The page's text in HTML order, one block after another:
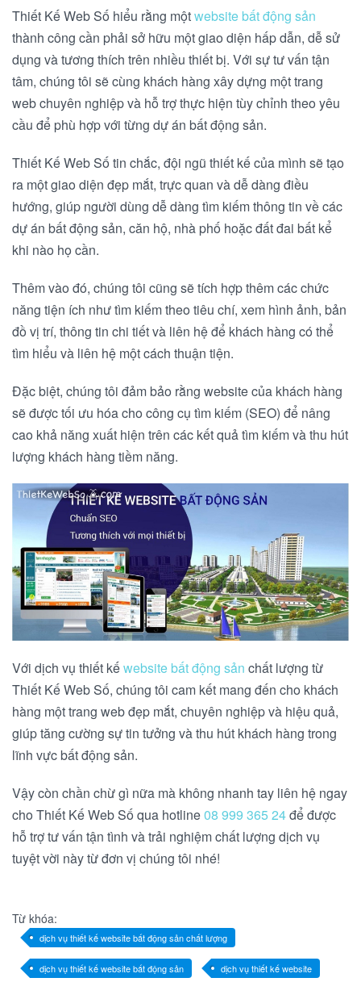
Thiết Kế Web Số hiểu rằng mộtwebsite bất động sản
thành công cần phải sở hữu một giao diện hấp dẫn, dễ sử
dụng và tương thích trên nhiều thiết bị. Với sự tư vấn tận
tâm, chúng tôi sẽ cùng khách hàng xây dựng một trang
web chuyên nghiệp và hỗ trợ thực hiện tùy chỉnh theo yêu
cầu để phù hợp với từng dự án bất động sản.
Thiết Kế Web Số tin chắc, đội ngũ thiết kế của mình sẽ tạo
ra một giao diện đẹp mắt, trực quan và dễ dàng điều
hướng, giúp người dùng dễ dàng tìm kiếm thông tin về các
dự án bất động sản, căn hộ, nhà phố hoặc đất đai bất kể
khi nào họ cần.
Thêm vào đó, chúng tôi cũng sẽ tích hợp thêm các chức
năng tiện ích như tìm kiếm theo tiêu chí, xem hình ảnh, bản
đồ vị trí, thông tin chi tiết và liên hệ để khách hàng có thể
tìm hiểu và liên hệ một cách thuận tiện.
Đặc biệt, chúng tôi đảm bảo rằng website của khách hàng
sẽ được tối ưu hóa cho công cụ tìm kiếm (SEO) để nâng
cao khả năng xuất hiện trên các kết quả tìm kiếm và thu hút
lượng khách hàng tiềm năng.
Với dịch vụ thiết kếwebsite bất động sản chất lượng từ
Thiết Kế Web Số, chúng tôi cam kết mang đến cho khách
hàng một trang web đẹp mắt, chuyên nghiệp và hiệu quả,
giúp tăng cường sự tin tưởng và thu hút khách hàng trong
lĩnh vực bất động sản.
Vậy còn chần chừ gì nữa mà không nhanh tay liên hệ ngay
cho Thiết Kế Web Số qua hotline08 999 365 24để được
hỗ trợ tư vấn tận tình và trải nghiệm chất lượng dịch vụ
tuyệt vời này từ đơn vị chúng tôi nhé!
Từ khóa:
dịch vụ thiết kế website bất động sản chất lượng
dịch vụ thiết kế website bất động sản dịch vụ thiết kế website